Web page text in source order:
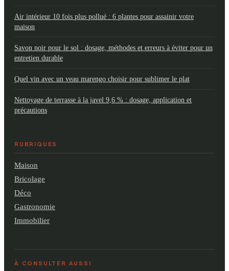
Air intérieur 10 fois plus pollué : 6 plantes pour assainir votre
maison
Savon noir pour le sol : dosage, méthodes et erreurs à éviter pour un
entretien durable
Quel vin avec un veau marengo choisir pour sublimer le plat
Nettoyage de terrasse à la javel 9,6 % : dosage, application et
précautions
RUBRIQUES
Maison
Bricolage
Déco
Gastronomie
Immobilier
À CONSULTER AUSSI